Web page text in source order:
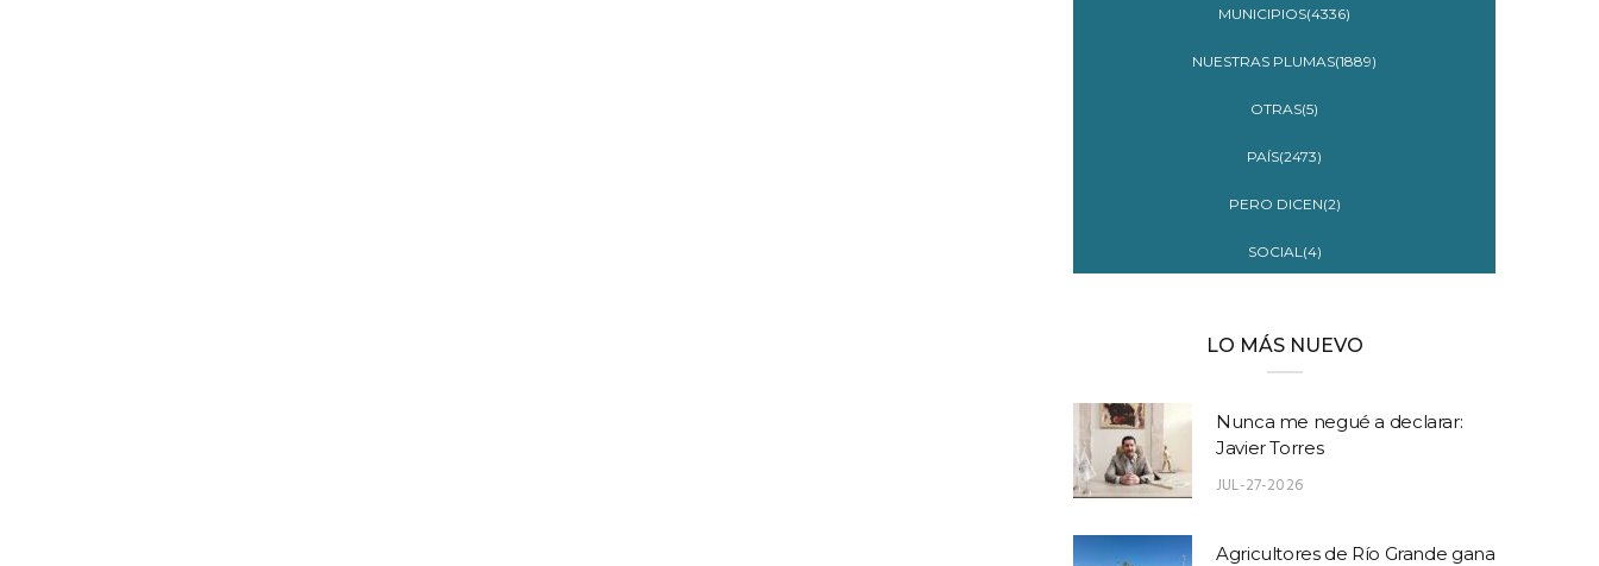
MUNICIPIOS(4336)
NUESTRAS PLUMAS(1889)
OTRAS(5)
PAÍS(2473)
PERO DICEN(2)
SOCIAL(4)
LO MÁS NUEVO
Nunca me negué a declarar:
Javier Torres
JUL-27-2026
Agricultores de Río Grande gana